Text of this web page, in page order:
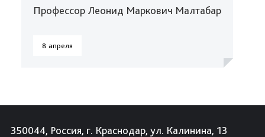
Профессор Леонид Маркович Малтабар
8 апреля
350044, Россия, г. Краснодар, ул. Калинина, 13